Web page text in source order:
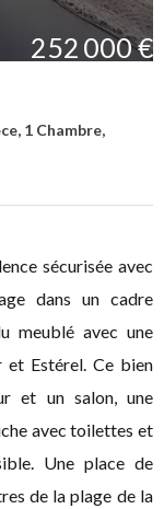
252 000 €
1 Chambre,
sécurisée avec
dans un cadre
meublé avec une
et Estérel. Ce bien
et un salon, une
avec toilettes et
Une place de
de la plage de la